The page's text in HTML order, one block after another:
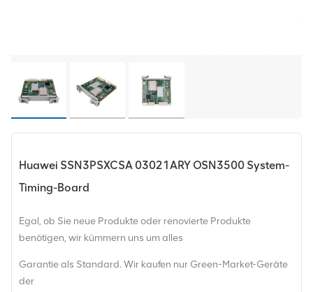
Huawei SSN3PSXCSA 03021ARY OSN3500 System-
Timing-Board
Egal, ob Sie neue Produkte oder renovierte Produkte
benötigen, wir kümmern uns um alles
Garantie als Standard. Wir kaufen nur Green-Market-Geräte
der